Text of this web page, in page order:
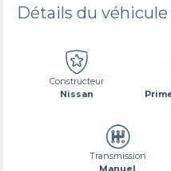
Détails du véhicule
Constructeur
Nissan
Transmission